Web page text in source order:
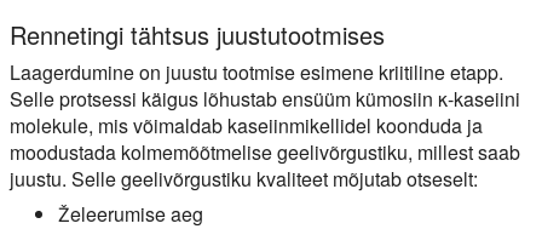
Rennetingi tähtsus juustutootmises
Laagerdumine on juustu tootmise esimene kriitiline etapp.
Selle protsessi käigus lõhustab ensüüm kümosiin κ-kaseiini
molekule, mis võimaldab kaseiinmikellidel koonduda ja
moodustada kolmemõõtmelise geelivõrgustiku, millest saab
juustu. Selle geelivõrgustiku kvaliteet mõjutab otseselt:
Želeerumise aeg